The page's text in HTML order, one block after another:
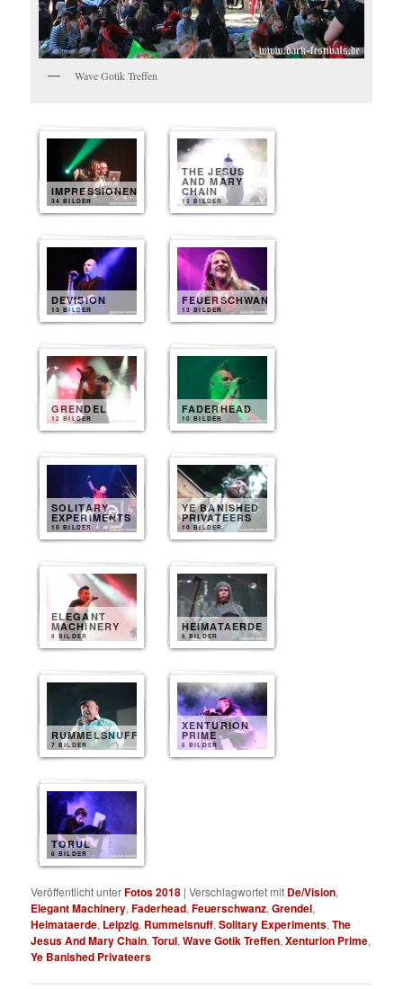
Wave Gotik Treffen
IMPRESSIONEN
34 BILDER
THE JESUS
AND MARY
CHAIN
15 BILDER
DEVISION
13 BILDER
FEUERSCHWANZ
13 BILDER
GRENDEL
12 BILDER
FADERHEAD
10 BILDER
SOLITARY
EXPERIMENTS
10 BILDER
YE BANISHED
PRIVATEERS
10 BILDER
ELEGANT
MACHINERY
8 BILDER
HEIMATAERDE
8 BILDER
RUMMELSNUFF
7 BILDER
XENTURION
PRIME
6 BILDER
TORUL
6 BILDER
Veröffentlicht unterFotos 2018 |Verschlagwortet mit De/Vision,
Elegant Machinery,Faderhead,Feuerschwanz,Grendel,
Heimataerde, Leipzig, Rummelsnuff,Solitary Experiments,The
Jesus And Mary Chain,Torul,Wave Gotik Treffen,Xenturion Prime,
Ye Banished Privateers